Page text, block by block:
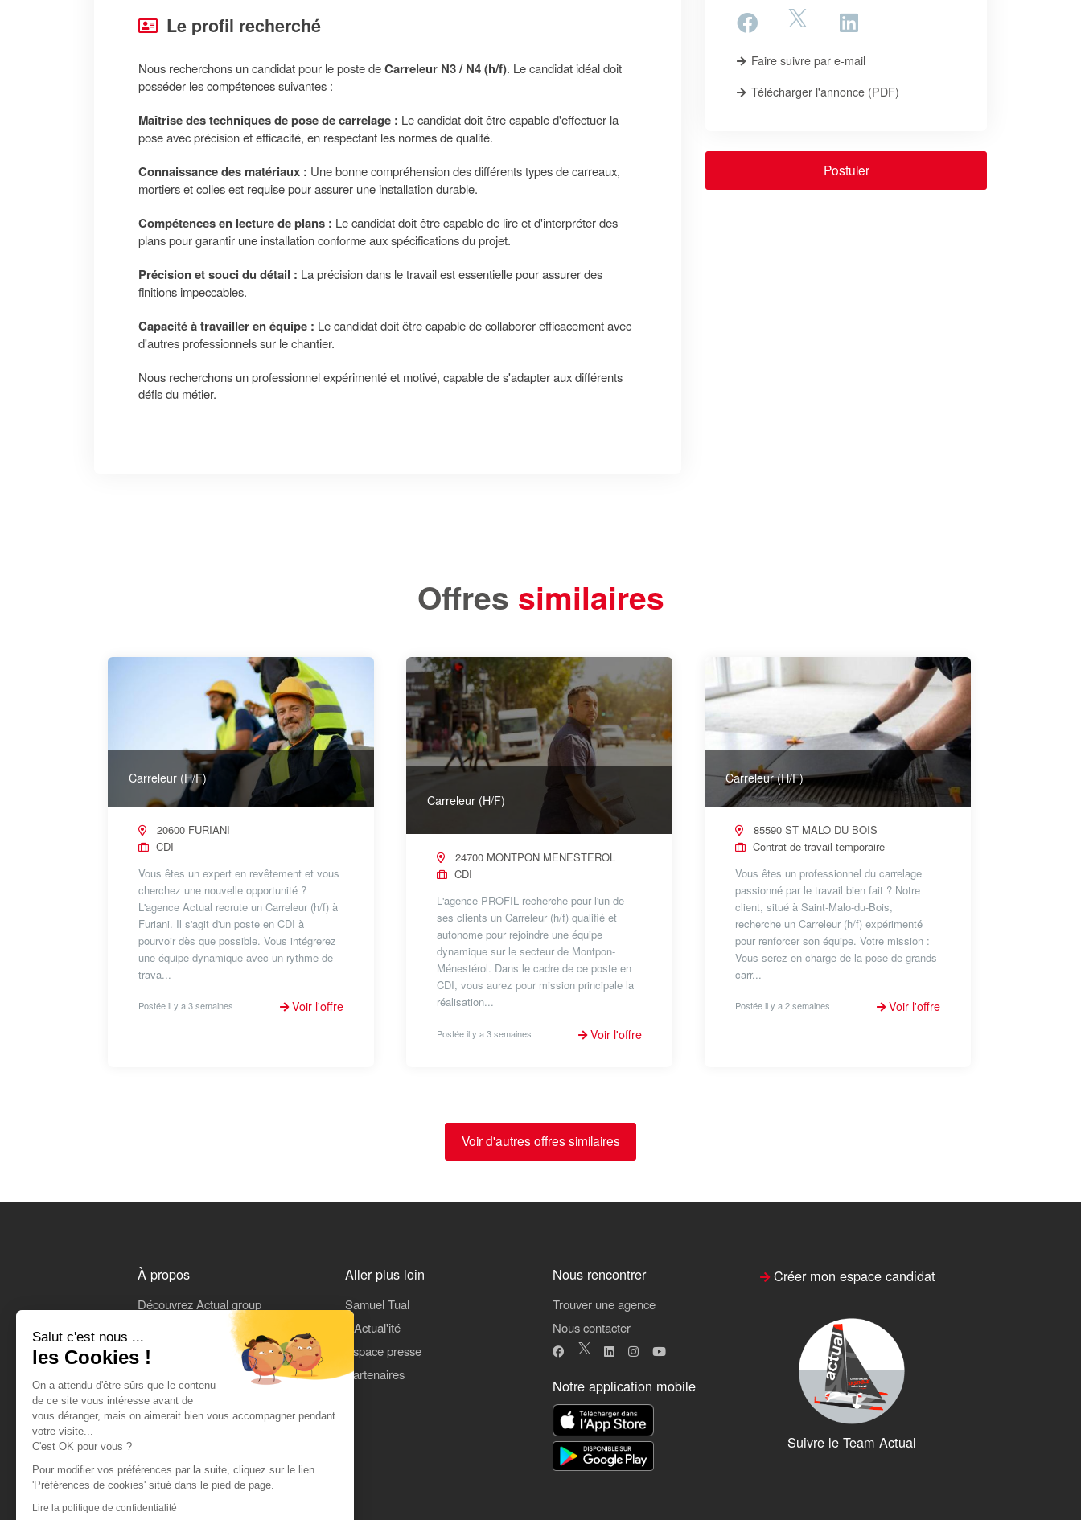
Salut c'est nous ...
les Cookies !
On a attendu d'être sûrs que le contenu
de ce site vous intéresse avant de
vous déranger, mais on aimerait bien vous accompagner pendant
votre visite...
C'est OK pour vous ?
Pour modifier vos préférences par la suite, cliquez sur le lien
'Préférences de cookies' situé dans le pied de page.
Lire la politique de confidentialité
Le profil recherché
Nous recherchons un candidat pour le poste deCarreleur N3 / N4 (h/f). Le candidat idéal doit
posséder les compétences suivantes :
Maîtrise des techniques de pose de carrelage : Le candidat doit être capable d'effectuer la
pose avec précision et efficacité, en respectant les normes de qualité.
Connaissance des matériaux : Une bonne compréhension des différents types de carreaux,
mortiers et colles est requise pour assurer une installation durable.
Compétences en lecture de plans : Le candidat doit être capable de lire et d'interpréter des
plans pour garantir une installation conforme aux spécifications du projet.
Précision et souci du détail : La précision dans le travail est essentielle pour assurer des
finitions impeccables.
Capacité à travailler en équipe : Le candidat doit être capable de collaborer efficacement avec
d'autres professionnels sur le chantier.
Nous recherchons un professionnel expérimenté et motivé, capable de s'adapter aux différents
défis du métier.
Faire suivre par e-mail
Télécharger l'annonce (PDF)
Postuler
Offres similaires
Carreleur (H/F)
20600 FURIANI
CDI
Vous êtes un expert en revêtement et vous
cherchez une nouvelle opportunité ?
L'agence Actual recrute un Carreleur (h/f) à
Furiani. Il s'agit d'un poste en CDI à
pourvoir dès que possible. Vous intégrerez
une équipe dynamique avec un rythme de
trava...
Postée il y a 3 semaines Voir l'offre
Carreleur (H/F)
24700 MONTPON MENESTEROL
CDI
L'agence PROFIL recherche pour l'un de
ses clients un Carreleur (h/f) qualifié et
autonome pour rejoindre une équipe
dynamique sur le secteur de Montpon-
Ménestérol. Dans le cadre de ce poste en
CDI, vous aurez pour mission principale la
réalisation...
Postée il y a 3 semaines Voir l'offre
Carreleur (H/F)
85590 ST MALO DU BOIS
Contrat de travail temporaire
Vous êtes un professionnel du carrelage
passionné par le travail bien fait ? Notre
client, situé à Saint-Malo-du-Bois,
recherche un Carreleur (h/f) expérimenté
pour renforcer son équipe. Votre mission :
Vous serez en charge de la pose de grands
carr...
Postée il y a 2 semaines Voir l'offre
Voir d'autres offres similaires
À propos
Découvrez Actual group
On parle de nous
CGU
Données personnelles
Aller plus loin
Samuel Tual
L'Actual'ité
Espace presse
Partenaires
Nous rencontrer
Trouver une agence
Nous contacter
Notre application mobile
Créer mon espace candidat
Suivre le Team Actual